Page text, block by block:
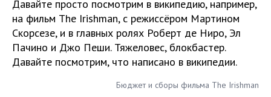
Давайте просто посмотрим в википедию, например,
на фильм The Irishman, с режиссёром Мартином
Скорсезе, и в главных ролях Роберт де Ниро, Эл
Пачино и Джо Пеши. Тяжеловес, блокбастер.
Давайте посмотрим, что написано в википедии.
Бюджет и сборы фильма The Irishman